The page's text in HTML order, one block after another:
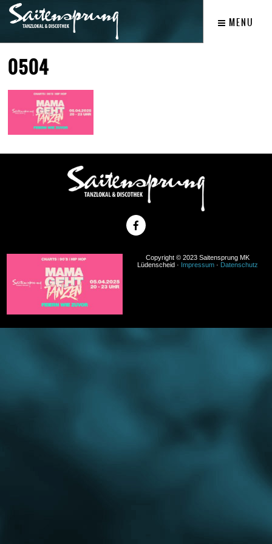
MENU
0504
Copyright © 2023 Saitensprung MK
Lüdenscheid · Impressum · Datenschutz